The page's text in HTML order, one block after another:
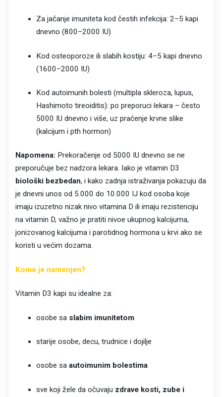
Za jačanje imuniteta kod čestih infekcija: 2–5 kapi
dnevno (800–2000 IU)
Kod osteoporoze ili slabih kostiju: 4–5 kapi dnevno
(1600–2000 IU)
Kod autoimunih bolesti (multipla skleroza, lupus,
Hashimoto tireoiditis): po preporuci lekara – često
5000 IU dnevno i više, uz praćenje krvne slike
(kalcijum i pth hormon)
Napomena: Prekoračenje od 5000 IU dnevno se ne
preporučuje bez nadzora lekara. Iako je vitamin D3
biološki bezbedan, i kako zadnja istraživanja pokazuju da
je dnevni unos od 5.000 do 10.000 IJ kod osoba koje
imaju izuzetno nizak nivo vitamina D ili imaju rezistenciju
na vitamin D, važno je pratiti nivoe ukupnog kalcijuma,
jonizovanog kalcijuma i parotidnog hormona u krvi ako se
koristi u većim dozama.
Kome je namenjen?
Vitamin D3 kapi su idealne za:
osobe sa slabim imunitetom
starije osobe, decu, trudnice i dojilje
osobe sa autoimunim bolestima
sve koji žele da očuvaju zdrave kosti, zube i